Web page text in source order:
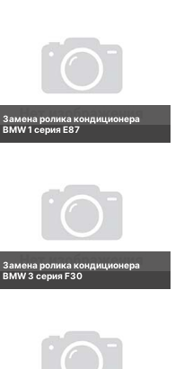
Замена ролика кондиционера
BMW 1 серия E87
Замена ролика кондиционера
BMW 3 серия F30